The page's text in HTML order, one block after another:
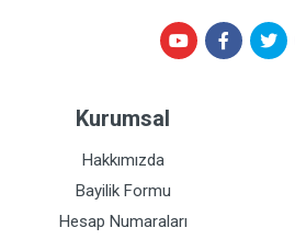
Kurumsal
Hakkımızda
Bayilik Formu
Hesap Numaraları